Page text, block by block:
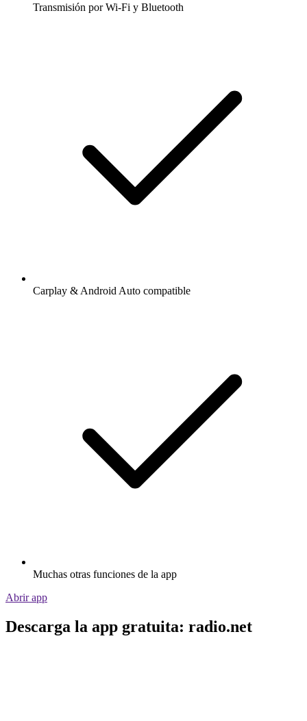
Transmisión por Wi-Fi y Bluetooth
Carplay & Android Auto compatible
Muchas otras funciones de la app
Abrir app
Descarga la app gratuita: radio.net